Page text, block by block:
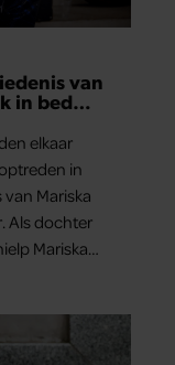
van
in bed
elkaar
in
Mariska
Als dochter
Mariska